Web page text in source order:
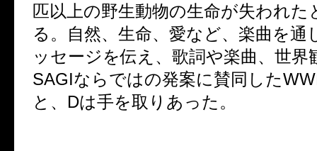
匹以上の野生動物の生命が失われた
る。
自然、生命、愛など、楽曲を通
ッセージを伝え、歌詞や楽曲、世界
SAGIならではの発案に賛同した
と、Dは手を取りあった。